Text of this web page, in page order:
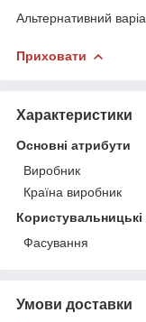
Альтернативний
Приховати
Характеристики
Основні атрибути
Виробник
Країна виробник
Користувальницькі
Фасування
Умови доставки